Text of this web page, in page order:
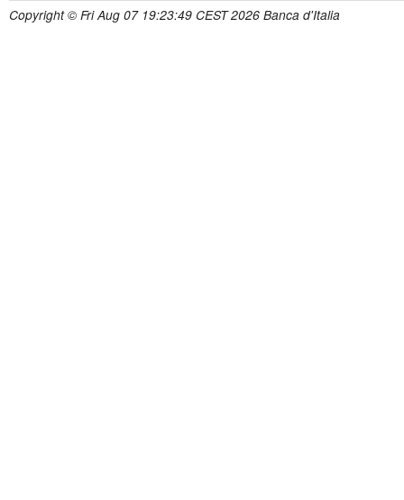
Copyright © Fri Aug 07 19:23:49 CEST 2026 Banca d'Italia